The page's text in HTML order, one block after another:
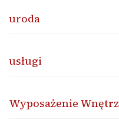
uroda
usługi
Wyposażenie Wnętrz